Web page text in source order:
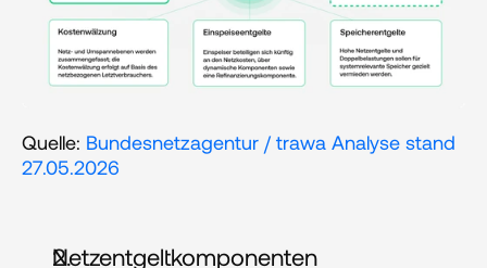
Quelle: Bundesnetzagentur / trawa Analyse stand
27.05.2026
Netzentgeltkomponenten